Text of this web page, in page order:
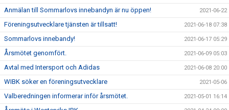
Anmälan till Sommarlovs innebandyn är nu öppen! 2021-06-22
Föreningsutvecklare tjänsten är tillsatt! 2021-06-18 07:38
Sommarlovs innebandy! 2021-06-17 05:29
Årsmötet genomfört. 2021-06-09 05:03
Avtal med Intersport och Adidas 2021-06-08 20:00
WIBK söker en föreningsutvecklare 2021-05-06
Valberedningen informerar inför årsmötet. 2021-05-01 16:14